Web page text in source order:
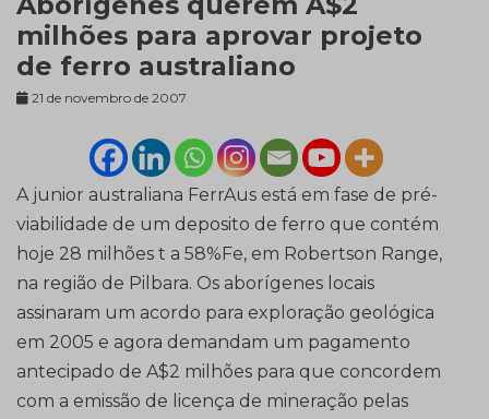
milhões para aprovar projeto
de ferro australiano
21 de novembro de 2007
A junior australiana FerrAus está em fase de pré-
viabilidade de um deposito de ferro que contém
hoje 28 milhões t a 58%Fe, em Robertson Range,
na região de Pilbara. Os aborígenes locais
assinaram um acordo para exploração geológica
em 2005 e agora demandam um pagamento
antecipado de A$2 milhões para que concordem
com a emissão de licença de mineração pelas